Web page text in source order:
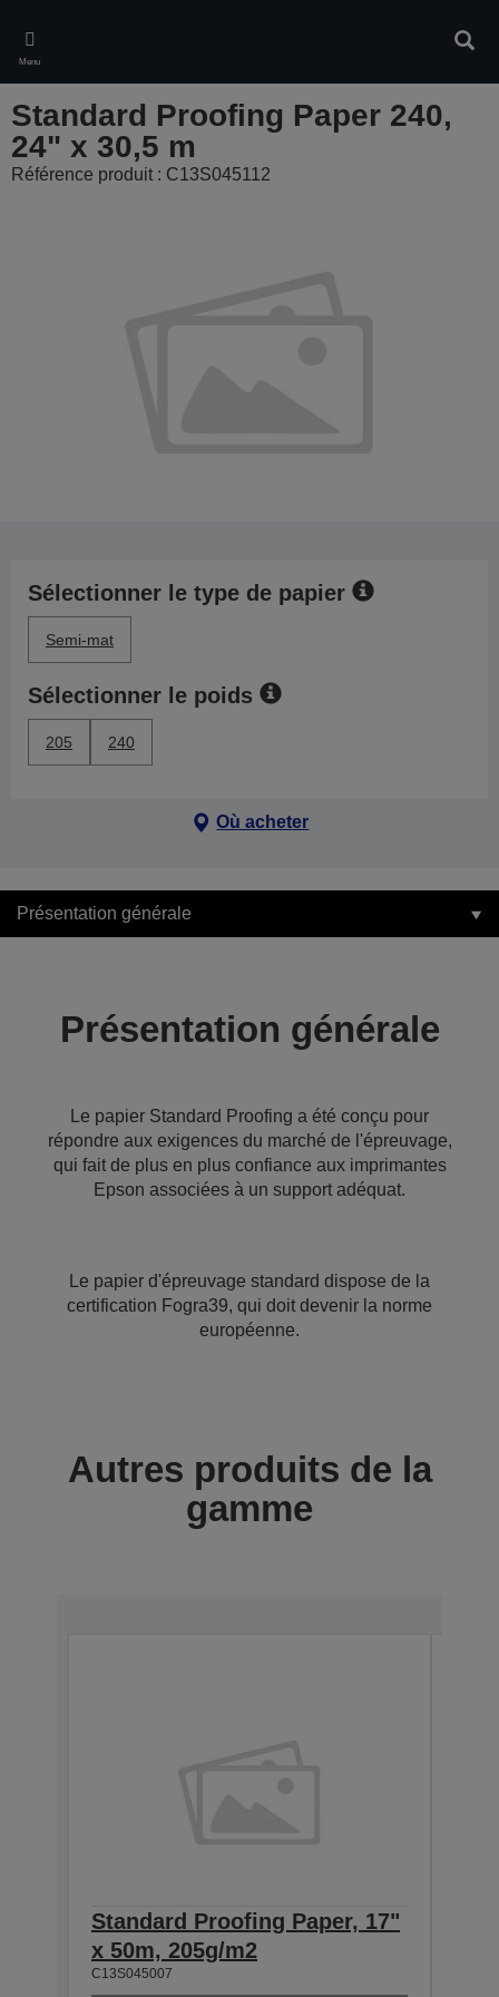
main
content
Menu
Standard Proofing Paper 240,
24" x 30,5 m
Référence produit : C13S045112
Sélectionner le type de papier
Semi-mat
Sélectionner le poids
205 240
Où acheter
Présentation générale
Présentation générale
Le papier Standard Proofing a été conçu pour
répondre aux exigences du marché de l'épreuvage,
qui fait de plus en plus confiance aux imprimantes
Epson associées à un support adéquat.
Le papier d'épreuvage standard dispose de la
certification Fogra39, qui doit devenir la norme
européenne.
Autres produits de la
gamme
Standard Proofing Paper, 17"
x 50m, 205g/m2
C13S045007